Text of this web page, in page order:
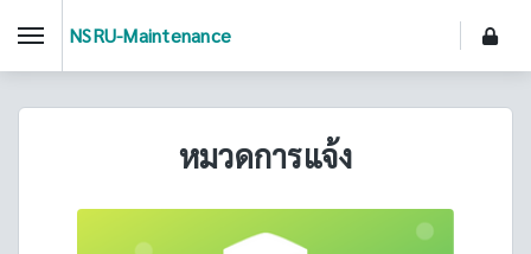
NSRU-Maintenance
หมวดการแจ้ง